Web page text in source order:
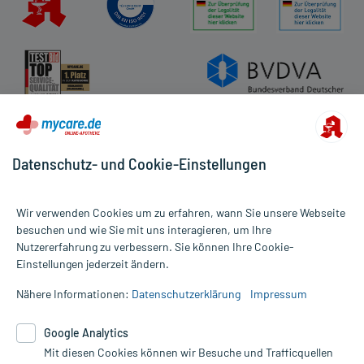
Alle Preise gelten inkl. MwSt., ggf. zzgl. Versandkosten
Informationen auf dieser Website werden ausschließlich für
die Untersuchung und Behandlung durch einen Arzt. Bitte
Therapien eingeleitet werden können. | Diese Webseite benutzt
Google Analytics. Lesen Sie bitte dazu die wichtigen Hinweise in
Datenschutz- und Cookie-Einstellungen
Wir verwenden Cookies um zu erfahren, wann Sie unsere Webseite
besuchen und wie Sie mit uns interagieren, um Ihre
Nutzererfahrung zu verbessern. Sie können Ihre Cookie-
Einstellungen jederzeit ändern.
Nähere Informationen: Datenschutzerklärung Impressum
Google Analytics
Mit diesen Cookies können wir Besuche und Trafficquellen